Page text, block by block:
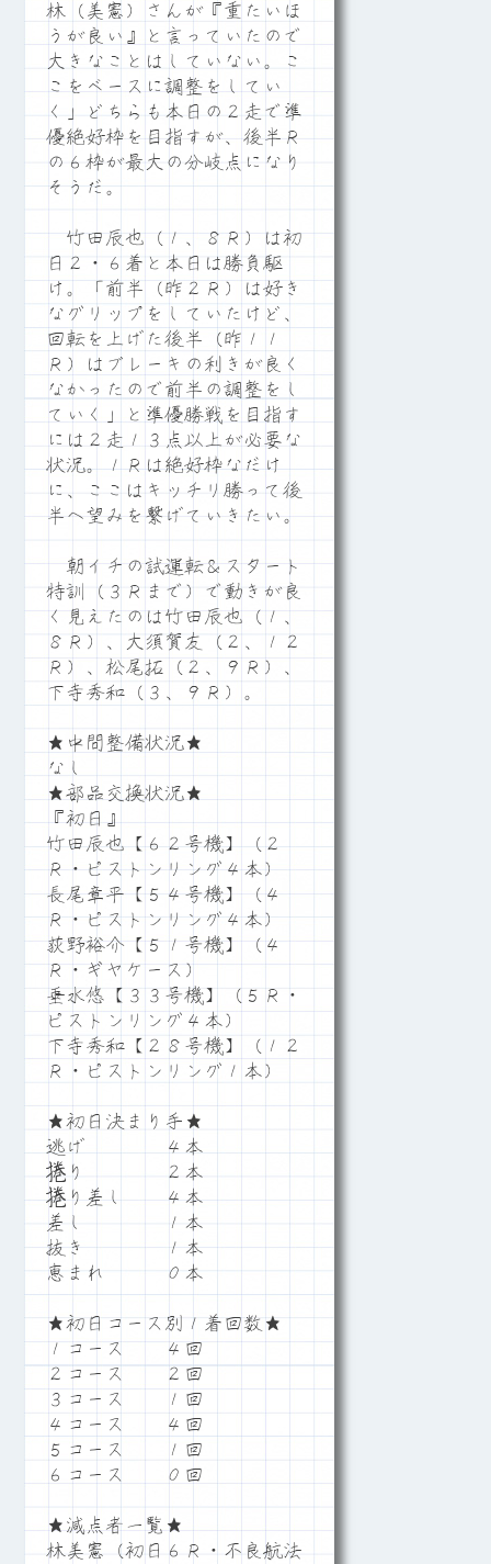
林（美憲）さんが『重たいほ
うが良い』と言っていたので
大きなことはしていない。こ
こをベースに調整をしてい
く」どちらも本日の２走で準
優絶好枠を目指すが、後半Ｒ
の６枠が最大の分岐点になり
そうだ。
竹田辰也（１、８Ｒ）は初
日２・６着と本日は勝負駆
け。「前半（昨２Ｒ）は好き
なグリップをしていたけど、
回転を上げた後半（昨１１
Ｒ）はブレーキの利きが良く
なかったので前半の調整をし
ていく」と準優勝戦を目指す
には２走１３点以上が必要な
状況。１Ｒは絶好枠なだけ
に、ここはキッチリ勝って後
半へ望みを繋げていきたい。
朝イチの試運転＆スタート
特訓（３Ｒまで）で動きが良
く見えたのは竹田辰也（１、
８Ｒ）、大須賀友（２、１２
Ｒ）、松尾拓（２、９Ｒ）、
下寺秀和（３、９Ｒ）。
★中間整備状況★
なし
★部品交換状況★
『初日』
竹田辰也【６２号機】（２
Ｒ・ピストンリング４本）
長尾章平【５４号機】（４
Ｒ・ピストンリング４本）
荻野裕介【５１号機】（４
Ｒ・ギヤケース）
垂水悠【３３号機】（５Ｒ・
ピストンリング４本）
下寺秀和【２８号機】（１２
Ｒ・ピストンリング１本）
★初日決まり手★
逃げ ４本
捲り ２本
捲り差し ４本
差し １本
抜き １本
恵まれ ０本
★初日コース別１着回数★
１コース ４回
２コース ２回
３コース １回
４コース ４回
５コース １回
６コース ０回
★減点者一覧★
林美憲（初日６Ｒ・不良航法